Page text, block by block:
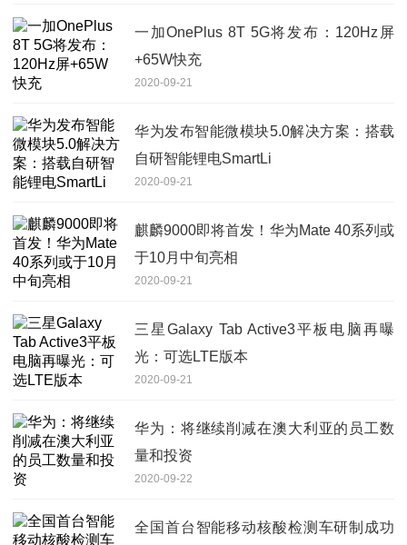
一加OnePlus 8T 5G将发布：120Hz屏
+65W快充
2020-09-21
华为发布智能微模块5.0解决方案：搭载
自研智能锂电SmartLi
2020-09-21
麒麟9000即将首发！华为Mate 40系列或
于10月中旬亮相
2020-09-21
三星Galaxy Tab Active3平板电脑再曝
光：可选LTE版本
2020-09-21
华为：将继续削减在澳大利亚的员工数
量和投资
2020-09-22
全国首台智能移动核酸检测车研制成功